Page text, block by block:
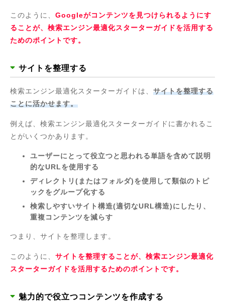
このように、 Googleがコンテンツを見つけられるようにす
ることが、検索エンジン最適化スターターガイドを活用する
ためのポイントです。
サイトを整理する
検索エンジン最適化スターターガイドは、 サイトを整理する
ことに活かせます。
例えば、検索エンジン最適化スターターガイドに書かれるこ
とがいくつかあります。
ユーザーにとって役立つと思われる単語を含めて説明
的なURLを使用する
ディレクトリ(またはフォルダ)を使用して類似のトピ
ックをグループ化する
検索しやすいサイト構造(適切なURL構造)にしたり、
重複コンテンツを減らす
つまり、サイトを整理します。
このように、 サイトを整理することが、検索エンジン最適化
スターターガイドを活用するためのポイントです。
魅力的で役立つコンテンツを作成する